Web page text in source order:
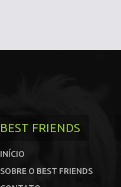
BEST FRIENDS
INÍCIO
SOBRE O BEST FRIENDS